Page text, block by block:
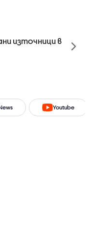
източници в
Youtube